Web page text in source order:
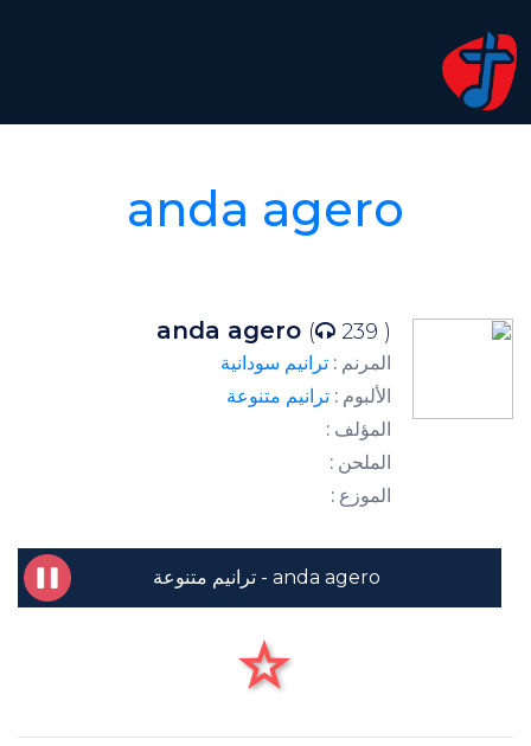
anda agero
anda agero ( 239 )
المرنم : ترانيم سودانية
الألبوم : ترانيم متنوعة
المؤلف :
الملحن :
الموزع :
anda agero - ترانيم متنوعة